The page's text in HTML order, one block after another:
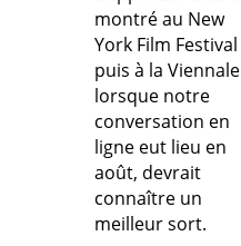
montré au New
York Film Festival
puis à la Viennale
lorsque notre
conversation en
ligne eut lieu en
août, devrait
connaître un
meilleur sort.